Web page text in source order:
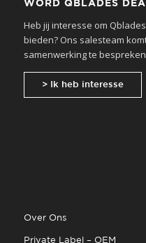
WORD QBLADES
Heb jij interesse om
bieden? Ons salesteam
samenwerking te
> Ik heb interesse
Over Ons
Private Label – OEM